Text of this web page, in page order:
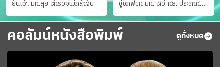
ยันเช้า มท.ลุย-ตำรวจไม่กล้าจับ
ขู่ซักฟอก มท.-ดีอี-ศธ. ประกาศ
บัญชีท้องถิ่น
คอลัมน์หนังสือพิมพ์ ดูทั้งหมด